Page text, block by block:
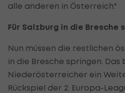
alle anderen in Österreich."
Für Salzburg in die Bresche
Nun müssen die restlichen
in die Bresche springen.
Niederösterreicher ein
Rückspiel der 2. Europa-